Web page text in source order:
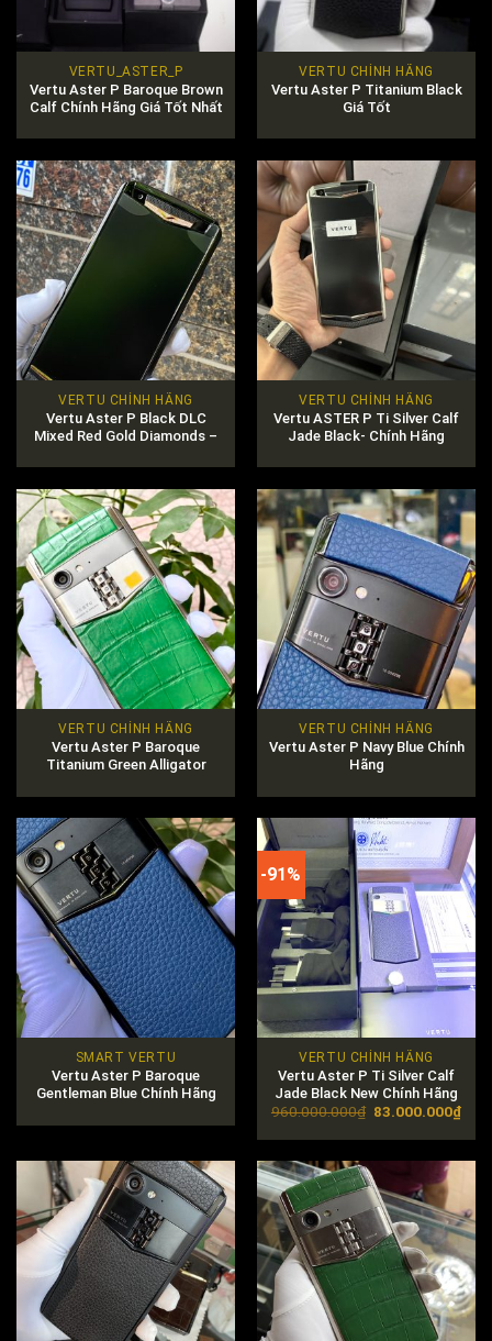
VERTU_ASTER_P
Vertu Aster P Baroque Brown
Calf Chính Hãng Giá Tốt Nhất
VERTU CHÍNH HÃNG
Vertu Aster P Titanium Black
Giá Tốt
VERTU CHÍNH HÃNG
Vertu Aster P Black DLC
Mixed Red Gold Diamonds –
VERTU CHÍNH HÃNG
Vertu ASTER P Ti Silver Calf
Jade Black- Chính Hãng
VERTU CHÍNH HÃNG
Vertu Aster P Baroque
Titanium Green Alligator
VERTU CHÍNH HÃNG
Vertu Aster P Navy Blue Chính
Hãng
SMART VERTU
Vertu Aster P Baroque
Gentleman Blue Chính Hãng
-91%
VERTU CHÍNH HÃNG
Vertu Aster P Ti Silver Calf
Jade Black New Chính Hãng
960.000.000₫ Original
was:
83.000.000₫
is: